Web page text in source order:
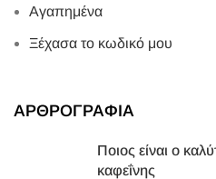
Αγαπημένα
Ξέχασα το κωδικό μου
ΑΡΘΡΟΓΡΑΦΙΑ
Ποιος είναι ο
καφεΐνης